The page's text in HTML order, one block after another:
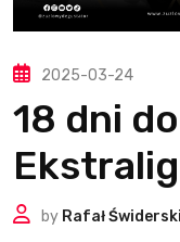
2025-03-24
18 dni
by Rafał Świderski